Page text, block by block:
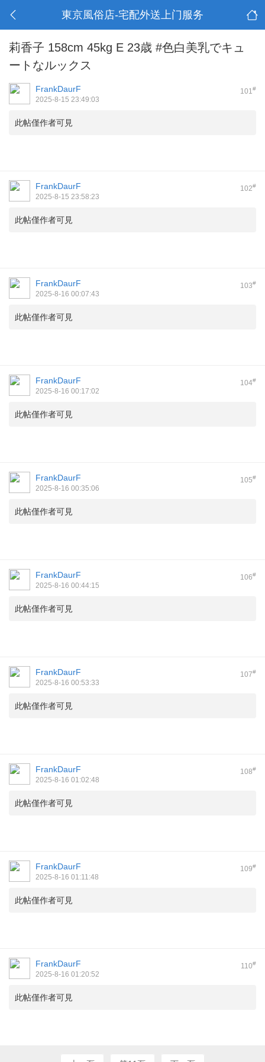
東京風俗店-宅配外送上门服务
莉香子 158cm 45kg E 23歳 #色白美乳でキュ
ートなルックス
101#
FrankDaurF
2025-8-15 23:49:03
此帖僅作者可見
102#
FrankDaurF
2025-8-15 23:58:23
此帖僅作者可見
103#
FrankDaurF
2025-8-16 00:07:43
此帖僅作者可見
104#
FrankDaurF
2025-8-16 00:17:02
此帖僅作者可見
105#
FrankDaurF
2025-8-16 00:35:06
此帖僅作者可見
106#
FrankDaurF
2025-8-16 00:44:15
此帖僅作者可見
107#
FrankDaurF
2025-8-16 00:53:33
此帖僅作者可見
108#
FrankDaurF
2025-8-16 01:02:48
此帖僅作者可見
109#
FrankDaurF
2025-8-16 01:11:48
此帖僅作者可見
110#
FrankDaurF
2025-8-16 01:20:52
此帖僅作者可見